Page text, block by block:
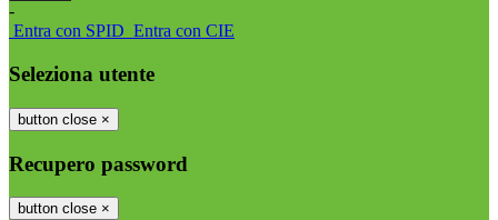
-
Entra con SPID Entra con CIE
Seleziona utente
button close ×
Recupero password
button close ×